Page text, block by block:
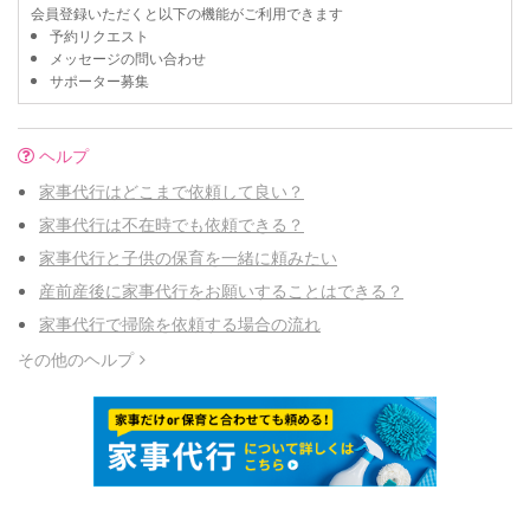
会員登録いただくと以下の機能がご利用できます
予約リクエスト
メッセージの問い合わせ
サポーター募集
ヘルプ
家事代行はどこまで依頼して良い？
家事代行は不在時でも依頼できる？
家事代行と子供の保育を一緒に頼みたい
産前産後に家事代行をお願いすることはできる？
家事代行で掃除を依頼する場合の流れ
その他のヘルプ